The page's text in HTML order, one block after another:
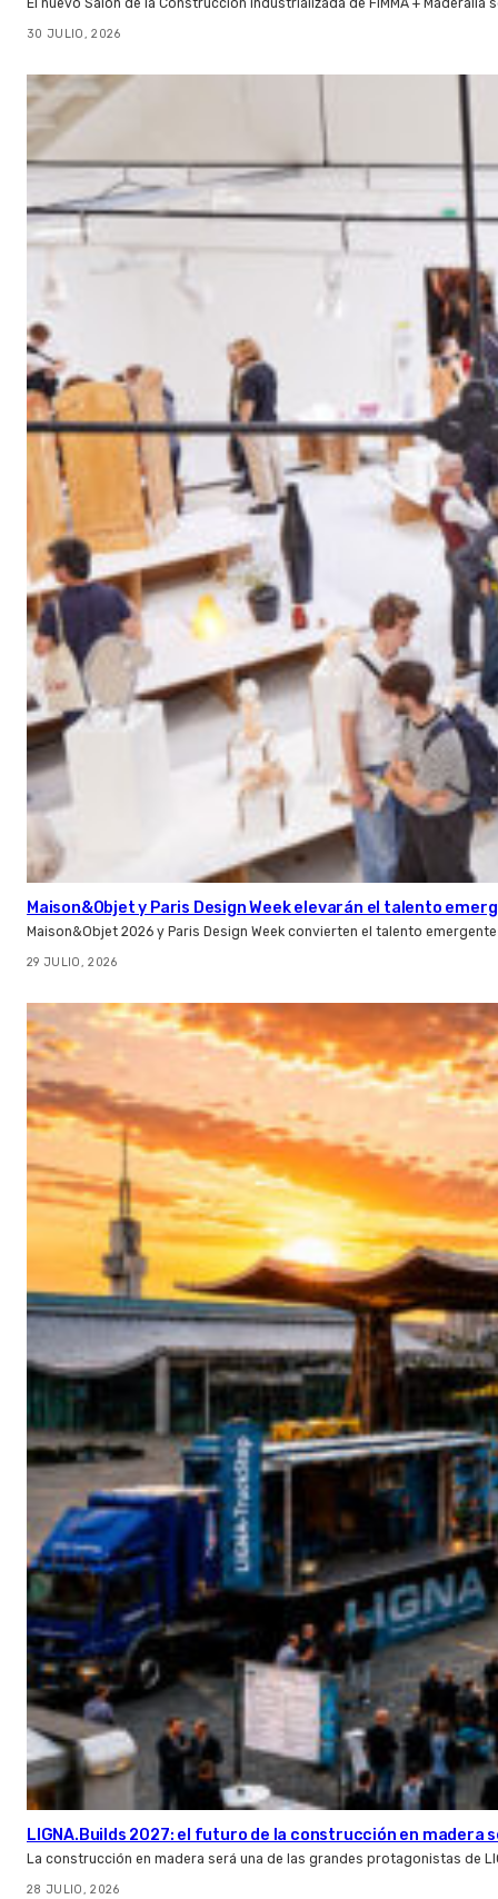
El nuevo Salón de la Construcción Industrializada de FIMMA +
30 JULIO, 2026
Maison&Objet y Paris Design Week elevarán el talento
Maison&Objet 2026 y Paris Design Week convierten el talento
29 JULIO, 2026
LIGNA.Builds 2027: el futuro de la construcción en madera
La construcción en madera será una de las grandes protagonistas de
28 JULIO, 2026